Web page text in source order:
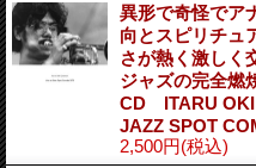
異形で奇怪でア
向とスピリチュ
さが熱く激しく
ジャズの完全
CD ITARU OKI
JAZZ SPOT
2,500円(税込)